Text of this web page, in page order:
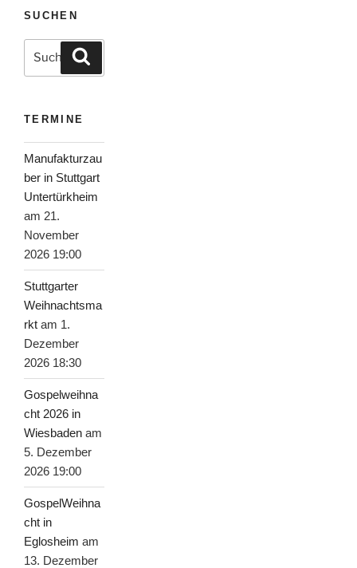
SUCHEN
nach:
TERMINE
Manufakturzau
ber in Stuttgart
Untertürkheim
am 21.
November
2026 19:00
Stuttgarter
Weihnachtsma
rkt am 1.
Dezember
2026 18:30
Gospelweihna
cht 2026 in
Wiesbaden am
5. Dezember
2026 19:00
GospelWeihna
cht in
Eglosheim am
13. Dezember